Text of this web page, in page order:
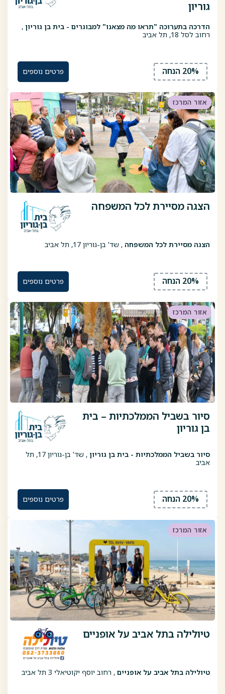
גוריון
הדרכה בתערוכה "תראו מה מצאנו" למבוגרים - בית בן גוריון ,
רחוב לסל 18, תל אביב
20% הנחה פרטים נוספים
אזור המרכז
הצגה מסיירת לכל המשפחה
הצגה מסיירת לכל המשפחה , שד' בן-גוריון 17, תל אביב
20% הנחה פרטים נוספים
אזור המרכז
סיור בשביל הממלכתיות – בית
בן גוריון
סיור בשביל הממלכתיות - בית בן גוריון
, שד' בן-גוריון 17, תל
אביב
20% הנחה פרטים נוספים
אזור המרכז
טיולילה בתל אביב על אופניים
טיולילה בתל אביב על אופניים , רחוב יוסף יקוטיאלי 3 תל אביב